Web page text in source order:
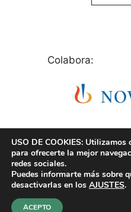
Colabora:
© Copyright 2026
USO DE COOKIES:
para ofrecerte la mejor
redes sociales.
Puedes informarte más sobre
desactivarlas en los AJUSTES.
ACEPTO